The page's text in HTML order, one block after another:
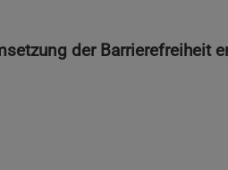
der Barrierefreiheit